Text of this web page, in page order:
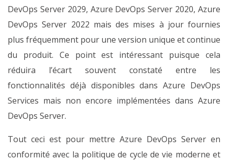
DevOps Server 2029, Azure DevOps Server 2020, Azure
DevOps Server 2022 mais des mises à jour fournies
plus fréquemment pour une version unique et continue
du produit. Ce point est intéressant puisque cela
réduira l’écart souvent constaté entre les
fonctionnalités déjà disponibles dans Azure DevOps
Services mais non encore implémentées dans Azure
DevOps Server.
Tout ceci est pour mettre Azure DevOps Server en
conformité avec la politique de cycle de vie moderne et